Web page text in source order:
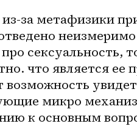
за метафизики
сексуальность,
что является ее
микро
к основным